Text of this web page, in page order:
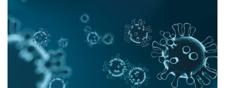
Define regras complementares ao Despacho n.º 3485-
C/2020, de 17 de março, publicado no Diário da
República, 2.ª série, n.º 56, 1.º suplemento, de 19 de
março de 2020.